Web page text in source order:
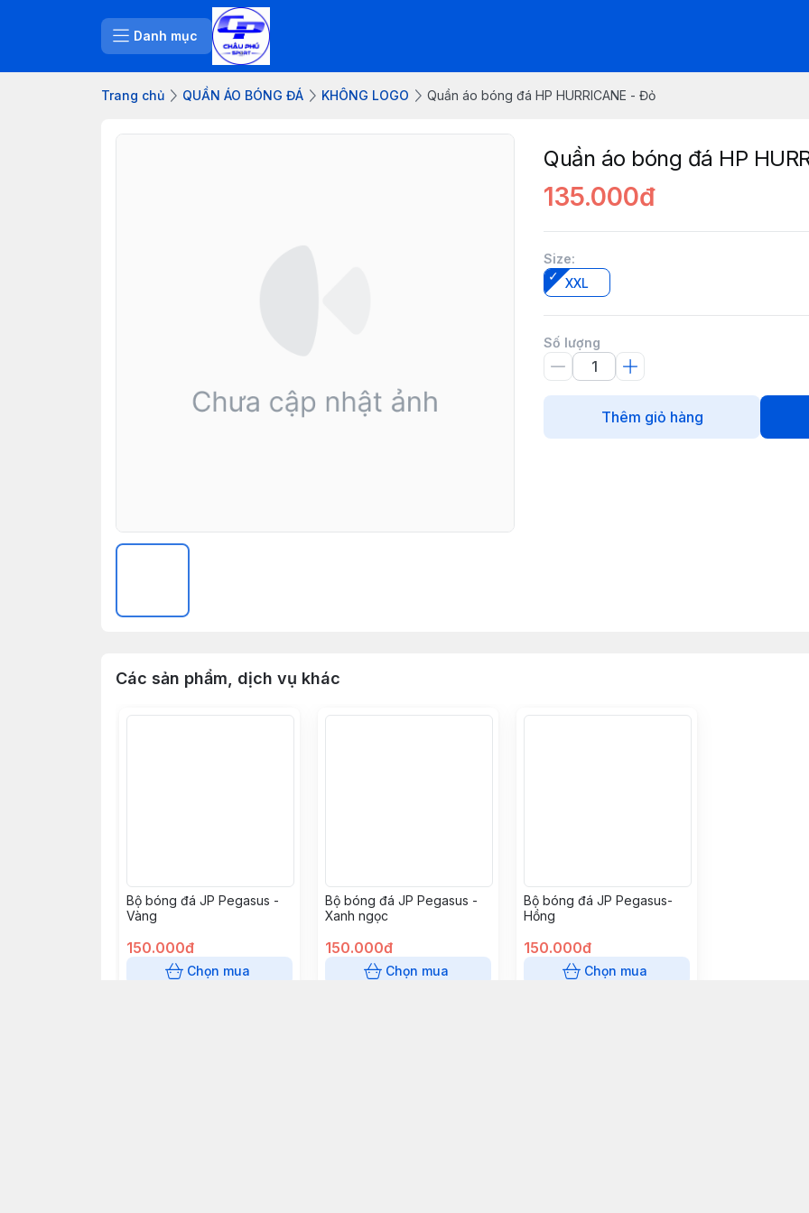
Danh mục
Trang chủ QUẦN ÁO BÓNG ĐÁ KHÔNG LOGO Quần áo bóng đá HP HURRICANE - Đỏ
Quần áo bóng đá HP
135.000đ
Size:
XXL
Số lượng
Thêm giỏ hàng
Các sản phẩm, dịch vụ khác
Bộ bóng đá JP Pegasus -
Vàng
150.000đ
Chọn mua
Bộ bóng đá JP Pegasus -
Xanh ngọc
150.000đ
Chọn mua
Bộ bóng đá JP Pegasus-
Hồng
150.000đ
Chọn mua